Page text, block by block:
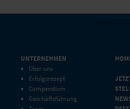
UNTERNEHMEN
Über uns
Erfolgsrezept
Compendium
Geschäftsführung